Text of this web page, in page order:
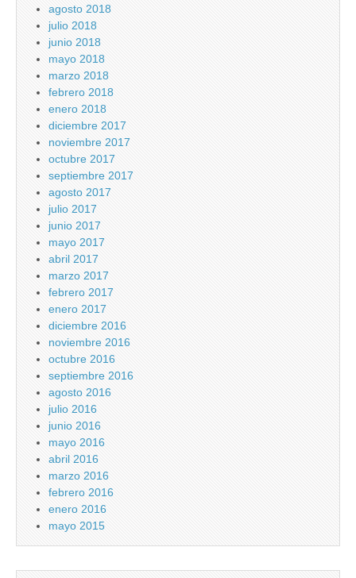
agosto 2018
julio 2018
junio 2018
mayo 2018
marzo 2018
febrero 2018
enero 2018
diciembre 2017
noviembre 2017
octubre 2017
septiembre 2017
agosto 2017
julio 2017
junio 2017
mayo 2017
abril 2017
marzo 2017
febrero 2017
enero 2017
diciembre 2016
noviembre 2016
octubre 2016
septiembre 2016
agosto 2016
julio 2016
junio 2016
mayo 2016
abril 2016
marzo 2016
febrero 2016
enero 2016
mayo 2015